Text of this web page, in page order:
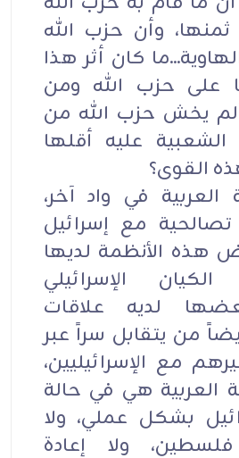
وأن حزب الله
كان أثر هذا
على حزب الله ومن
ألم يخش حزب الله من
الشعبية عليه أقلها
القوى؟
العربية في واد آخر،
مع إسرائيل
هذه الأنظمة لديها
الإسرائيلي
لديه علاقات
من يتقابل سراً عبر
مع الإسرائيليين،
العربية هي في حالة
بشكل عملي، ولا
ولا إعادة